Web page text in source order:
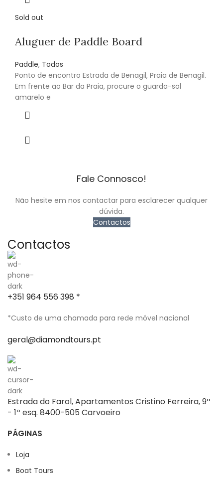
Sold out
Aluguer de Paddle Board
Paddle, Todos
Ponto de encontro Estrada de Benagil, Praia de Benagil.
Em frente ao Bar da Praia, procure o guarda-sol
amarelo e
Fale Connosco!
Não hesite em nos contactar para esclarecer qualquer
dúvida.
Contactos
Contactos
+351 964 556 398 *
*Custo de uma chamada para rede móvel nacional
geral@diamondtours.pt
Estrada do Farol, Apartamentos Cristino Ferreira, 9ª
- 1º esq. 8400-505 Carvoeiro
PÁGINAS
Loja
Boat Tours